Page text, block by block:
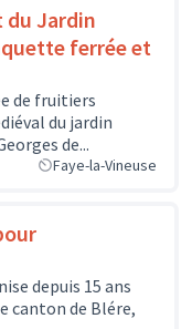
du Jardin
ferrée et
de fruitiers
du jardin
de...
Faye-la-Vineuse
depuis 15 ans
canton de Blére,